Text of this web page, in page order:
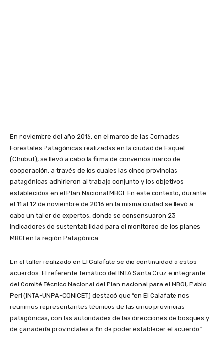
En noviembre del año 2016, en el marco de las Jornadas
Forestales Patagónicas realizadas en la ciudad de Esquel
(Chubut), se llevó a cabo la firma de convenios marco de
cooperación, a través de los cuales las cinco provincias
patagónicas adhirieron al trabajo conjunto y los objetivos
establecidos en el Plan Nacional MBGI. En este contexto, durante
el 11 al 12 de noviembre de 2016 en la misma ciudad se llevó a
cabo un taller de expertos, donde se consensuaron 23
indicadores de sustentabilidad para el monitoreo de los planes
MBGI en la región Patagónica.
En el taller realizado en El Calafate se dio continuidad a estos
acuerdos. El referente temático del INTA Santa Cruz e integrante
del Comité Técnico Nacional del Plan nacional para el MBGI, Pablo
Peri (INTA-UNPA-CONICET) destacó que “en El Calafate nos
reunimos representantes técnicos de las cinco provincias
patagónicas, con las autoridades de las direcciones de bosques y
de ganadería provinciales a fin de poder establecer el acuerdo”.